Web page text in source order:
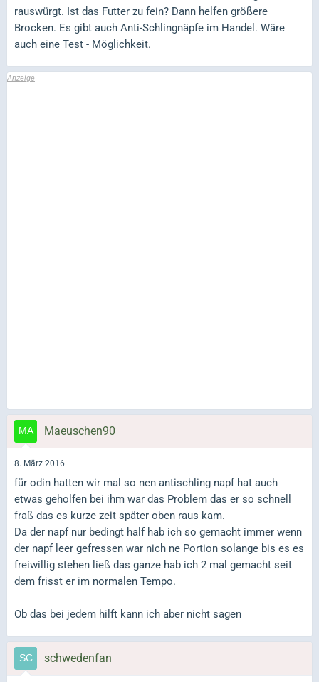
rauswürgt. Ist das Futter zu fein? Dann helfen größere
Brocken. Es gibt auch Anti-Schlingnäpfe im Handel. Wäre
auch eine Test - Möglichkeit.
Maeuschen90
8. März 2016
für odin hatten wir mal so nen antischling napf hat auch
etwas geholfen bei ihm war das Problem das er so schnell
fraß das es kurze zeit später oben raus kam.
Da der napf nur bedingt half hab ich so gemacht immer wenn
der napf leer gefressen war nich ne Portion solange bis es es
freiwillig stehen ließ das ganze hab ich 2 mal gemacht seit
dem frisst er im normalen Tempo.
Ob das bei jedem hilft kann ich aber nicht sagen
schwedenfan